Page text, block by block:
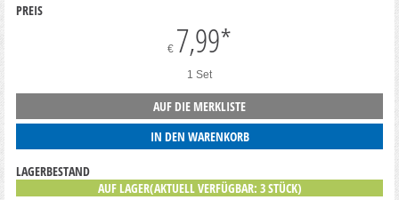
PREIS
€ 7,99*
1 Set
AUF DIE MERKLISTE
IN DEN WARENKORB
LAGERBESTAND
AUF LAGER(AKTUELL VERFÜGBAR: 3 STÜCK)